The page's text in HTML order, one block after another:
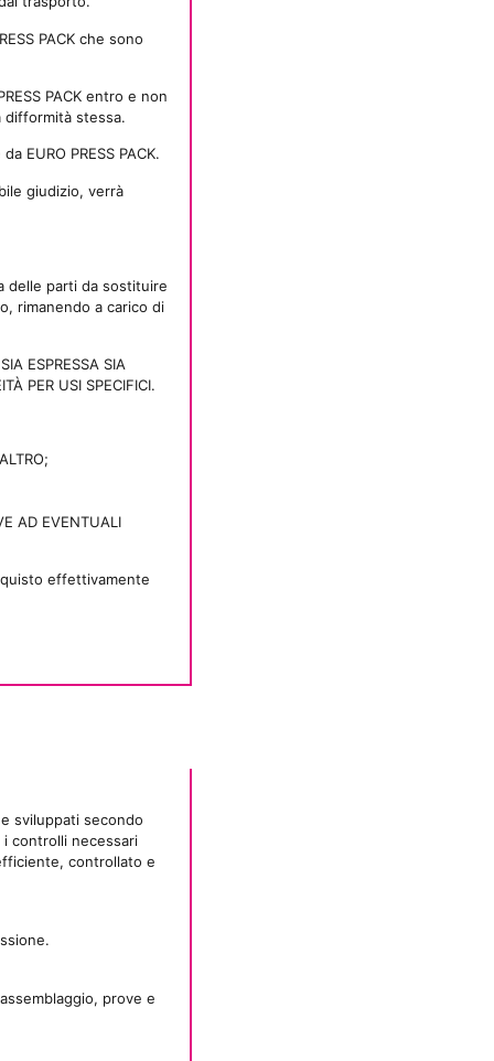
PACK che sono
PACK entro e non
difformità stessa.
EURO PRESS PACK.
giudizio, verrà
delle parti da sostituire
rimanendo a carico di
ESPRESSA SIA
PER USI SPECIFICI.
AD EVENTUALI
effettivamente
sviluppati secondo
controlli necessari
controllato e
prove e